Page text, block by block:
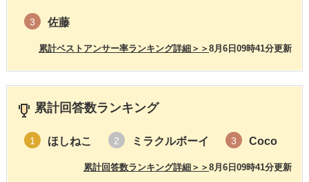
3 佐藤
8月6日09時41分更新
累計ベストアンサー率ランキング詳細＞＞
累計回答数ランキング
1 ほしねこ 2 ミラクルボーイ 3 Coco
8月6日09時41分更新
累計回答数ランキング詳細＞＞